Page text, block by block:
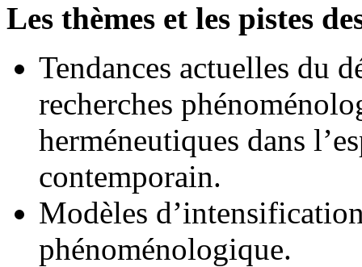
Les thèmes et les pistes
Tendances actuelles du
recherches
herméneutiques dans
contemporain.
Modèles
phénoménologique.